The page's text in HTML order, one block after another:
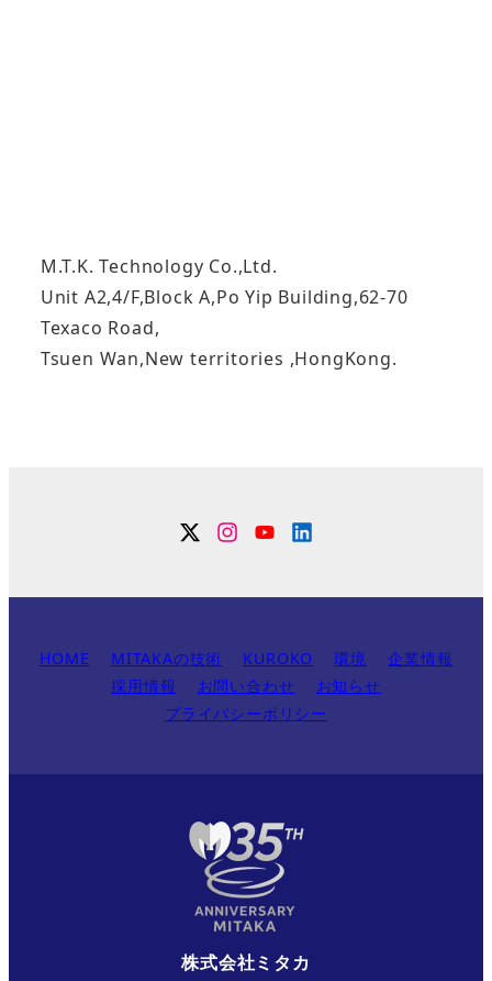
M.T.K. Technology Co.,Ltd.
Unit A2,4/F,Block A,Po Yip Building,62-70
Texaco Road,
Tsuen Wan,New territories ,HongKong.
TwitterInstagram
YouTubeLinkdin
HOME MITAKAの技術 KUROKO 環境
企業情報
採用情報
お問い合わせ
お知らせ
プライバシーポリシー
株式会社ミタカ